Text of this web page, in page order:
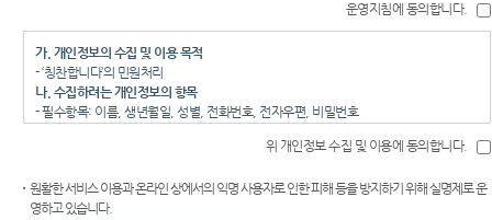
4. 특정인을 비방하거나 명예훼손의 우려가 있는 경우
5. 영리목적의 상업적 광고, 저작권을 침해할 수 있는 내용
6. 욕설, 음란물 등 저속한 표현
7. 실명을 원칙으로 하는 경우에 실명을 사용하지 않은 경우
8. 동일 또는 유사한 내용을 반복하여 게시하는 글(도배성 글)
10. 재판에 대한 부적절한 의사표시나 법률상담, 기타 운영목적에 부합하지 않는 경우
법원은 업무 특성상 법률상담에 관한 질문에는 답변할 수 없으니 법률상담은 변호사, 법
무사 등 법률전문가나 대한법률구조공단(www.klac.or.kr)에 하시기 바랍니다.
운영지침에 동의합니다.
가. 개인정보의 수집 및 이용 목적
- ‘칭찬합니다’의 민원처리
나. 수집하려는 개인정보의 항목
- 필수항목: 이름, 생년월일, 성별, 전화번호, 전자우편, 비밀번호
라. 동의를 거부할 권리가 있다는 사실과 동의 거부에 따른 불이익 내용
- 귀하는 개인정보의 수집 및 이용 동의에 거부할 권리가 있으나, 동의 거부시에는 ‘칭찬
위 개인정보 수집 및 이용에 동의합니다.
원활한 서비스 이용과 온라인 상에서의 익명 사용자로 인한 피해 등을 방지하기 위해 실명제로 운
영하고 있습니다.